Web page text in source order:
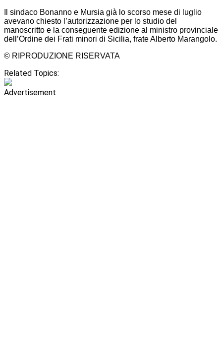
Il sindaco Bonanno e Mursia già lo scorso mese di luglio
avevano chiesto l’autorizzazione per lo studio del
manoscritto e la conseguente edizione al ministro provinciale
dell’Ordine dei Frati minori di Sicilia, frate Alberto Marangolo.
© RIPRODUZIONE RISERVATA
Related Topics:
Advertisement